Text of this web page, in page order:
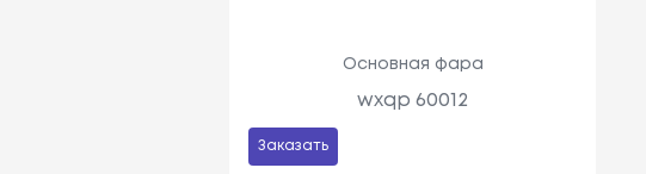
Основная фара
wxqp 60012
Заказать